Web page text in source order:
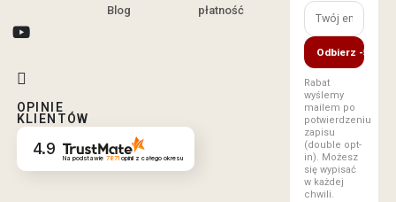
OPINIE
KLIENTÓW
4.9 Na podstawie 7871opinii z całego okresu
Blog
płatność
Odbierz -5%
Rabat
wyślemy
mailem po
potwierdzeniu
zapisu
(double opt-
in). Możesz
się wypisać
w każdej
chwili.